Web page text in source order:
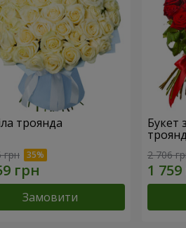
троянда
грн
Замовити
Букет
2 706